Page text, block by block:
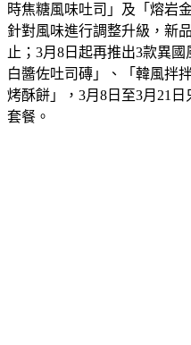
時焦糖風味吐司」及「熔岩
針對風味進行調整升級，新
止；3月8日起再推出3款異
白醬佐吐司磚」、「韓風拌
烤酥餅」，3月8日至3月21
套餐。